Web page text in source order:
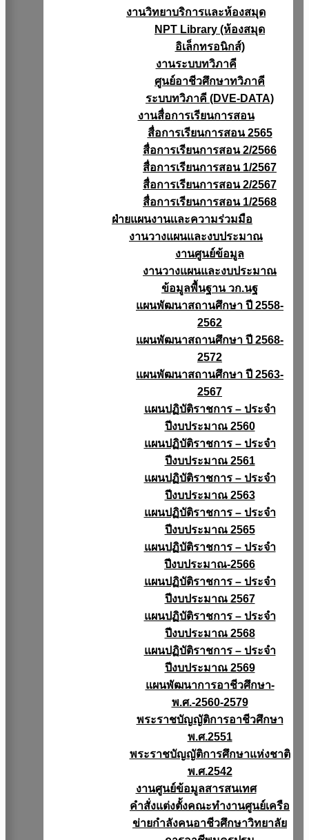
งานวิทยาบริการเเละห้องสมุด
NPT Library (ห้องสมุด
อิเล็กทรอนิกส์)
งานระบบทวิภาคี
ศูนย์อาชีวศึกษาทวิภาคี
ระบบทวิภาคี (DVE-DATA)
งานสื่อการเรียนการสอน
สื่อการเรียนการสอน 2565
สื่อการเรียนการสอน 2/2566
สื่อการเรียนการสอน 1/2567
สื่อการเรียนการสอน 2/2567
สื่อการเรียนการสอน 1/2568
ฝ่ายแผนงานเเละความร่วมมือ
งานวางแผนเเละงบประมาณ
งานศูนย์ข้อมูล
งานวางแผนและงบประมาณ
ข้อมูลพื้นฐาน วก.นฐ
แผนพัฒนาสถานศึกษา ปี 2558-
2562
แผนพัฒนาสถานศึกษา ปี 2568-
2572
แผนพัฒนาสถานศึกษา ปี 2563-
2567
แผนปฏิบัติราชการ – ประจำ
ปีงบประมาณ 2560
แผนปฏิบัติราชการ – ประจำ
ปีงบประมาณ 2561
แผนปฏิบัติราชการ – ประจำ
ปีงบประมาณ 2563
แผนปฏิบัติราชการ – ประจำ
ปีงบประมาณ 2565
แผนปฏิบัติราชการ – ประจำ
ปีงบประมาณ-2566
แผนปฏิบัติราชการ – ประจำ
ปีงบประมาณ 2567
แผนปฏิบัติราชการ – ประจำ
ปีงบประมาณ 2568
แผนปฏิบัติราชการ – ประจำ
ปีงบประมาณ 2569
แผนพัฒนาการอาชีวศึกษา-
พ.ศ.-2560-2579
พระราชบัญญัติการอาชีวศึกษา
พ.ศ.2551
พระราชบัญญัติการศึกษาแห่งชาติ
พ.ศ.2542
งานศูนย์ข้อมูลสารสนเทศ
คำสั่งแต่งตั้งคณะทำงานศูนย์เครือ
ข่ายกำลังคนอาชีวศึกษาวิทยาลัย